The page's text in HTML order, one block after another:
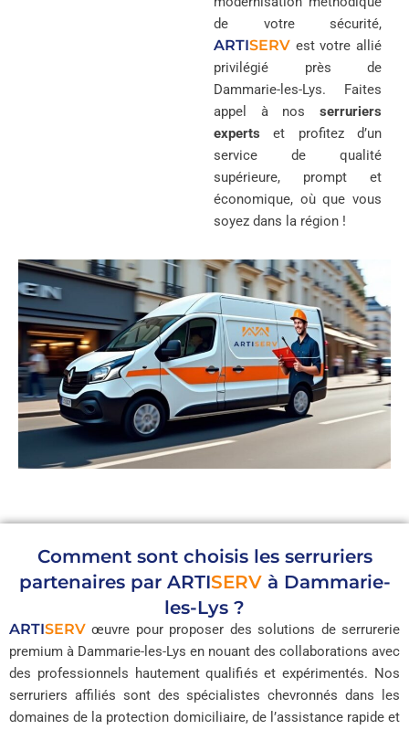
de votre sécurité,
ARTISERV est votre allié
privilégié près de
Dammarie-les-Lys. Faites
appel à nos serruriers
experts et profitez d’un
service de qualité
supérieure, prompt et
économique, où que vous
soyez dans la région !
Comment sont choisis les serruriers
partenaires par ARTISERVà Dammarie-
les-Lys ?
ARTISERV œuvre pour proposer des solutions de serrurerie
premium à Dammarie-les-Lys en nouant des collaborations avec
des professionnels hautement qualifiés et expérimentés. Nos
serruriers affiliés sont des spécialistes chevronnés dans les
domaines de la protection domiciliaire, de l’assistance rapide et